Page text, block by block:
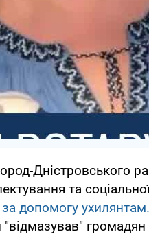
Дністровського
та
допомогу ухилянтам.
громадян